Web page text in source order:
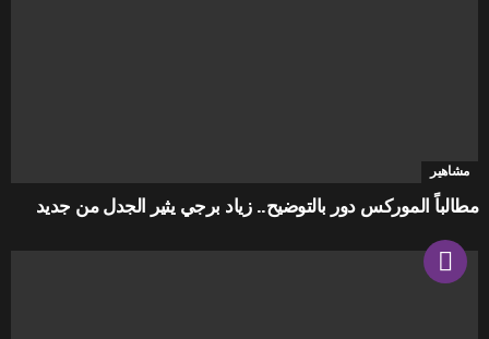
مشاهير
مطالباً الموركس دور بالتوضيح.. زياد برجي يثير الجدل من جديد